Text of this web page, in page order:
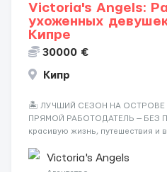
Victoria's Angels:
ухоженных
Кипре
30000 €
Кипр
🏝️ ЛУЧШИЙ СЕЗОН НА ОСТРОВЕ
ПРЯМОЙ РАБОТОДАТЕЛЬ — БЕЗ
красивую жизнь, путешествия и
Опытная команда с годами
клиентов (без ...
Victoria's Angels